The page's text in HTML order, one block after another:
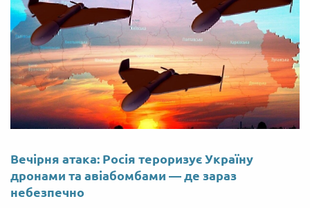
Вечірня атака: Росія тероризує Україну
дронами та авіабомбами — де зараз
небезпечно